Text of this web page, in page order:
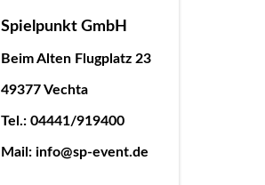
Spielpunkt GmbH
Beim Alten Flugplatz 23
49377 Vechta
Tel.: 04441/919400
Mail: info@sp-event.de